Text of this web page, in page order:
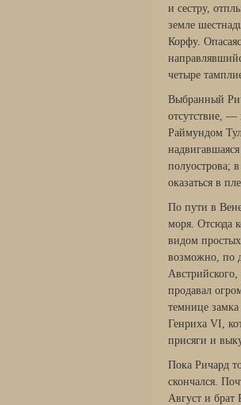
и сестру,
земле
Корфу.
четыре
Выбранный
отсутствие, —
Раймундом
полуострова;
оказаться в
По пути в
моря. Отсюда
видом
возможно, по
продавал
темнице
Генриха VI,
присяги и
Пока Ричард
скончался.
Август и брат